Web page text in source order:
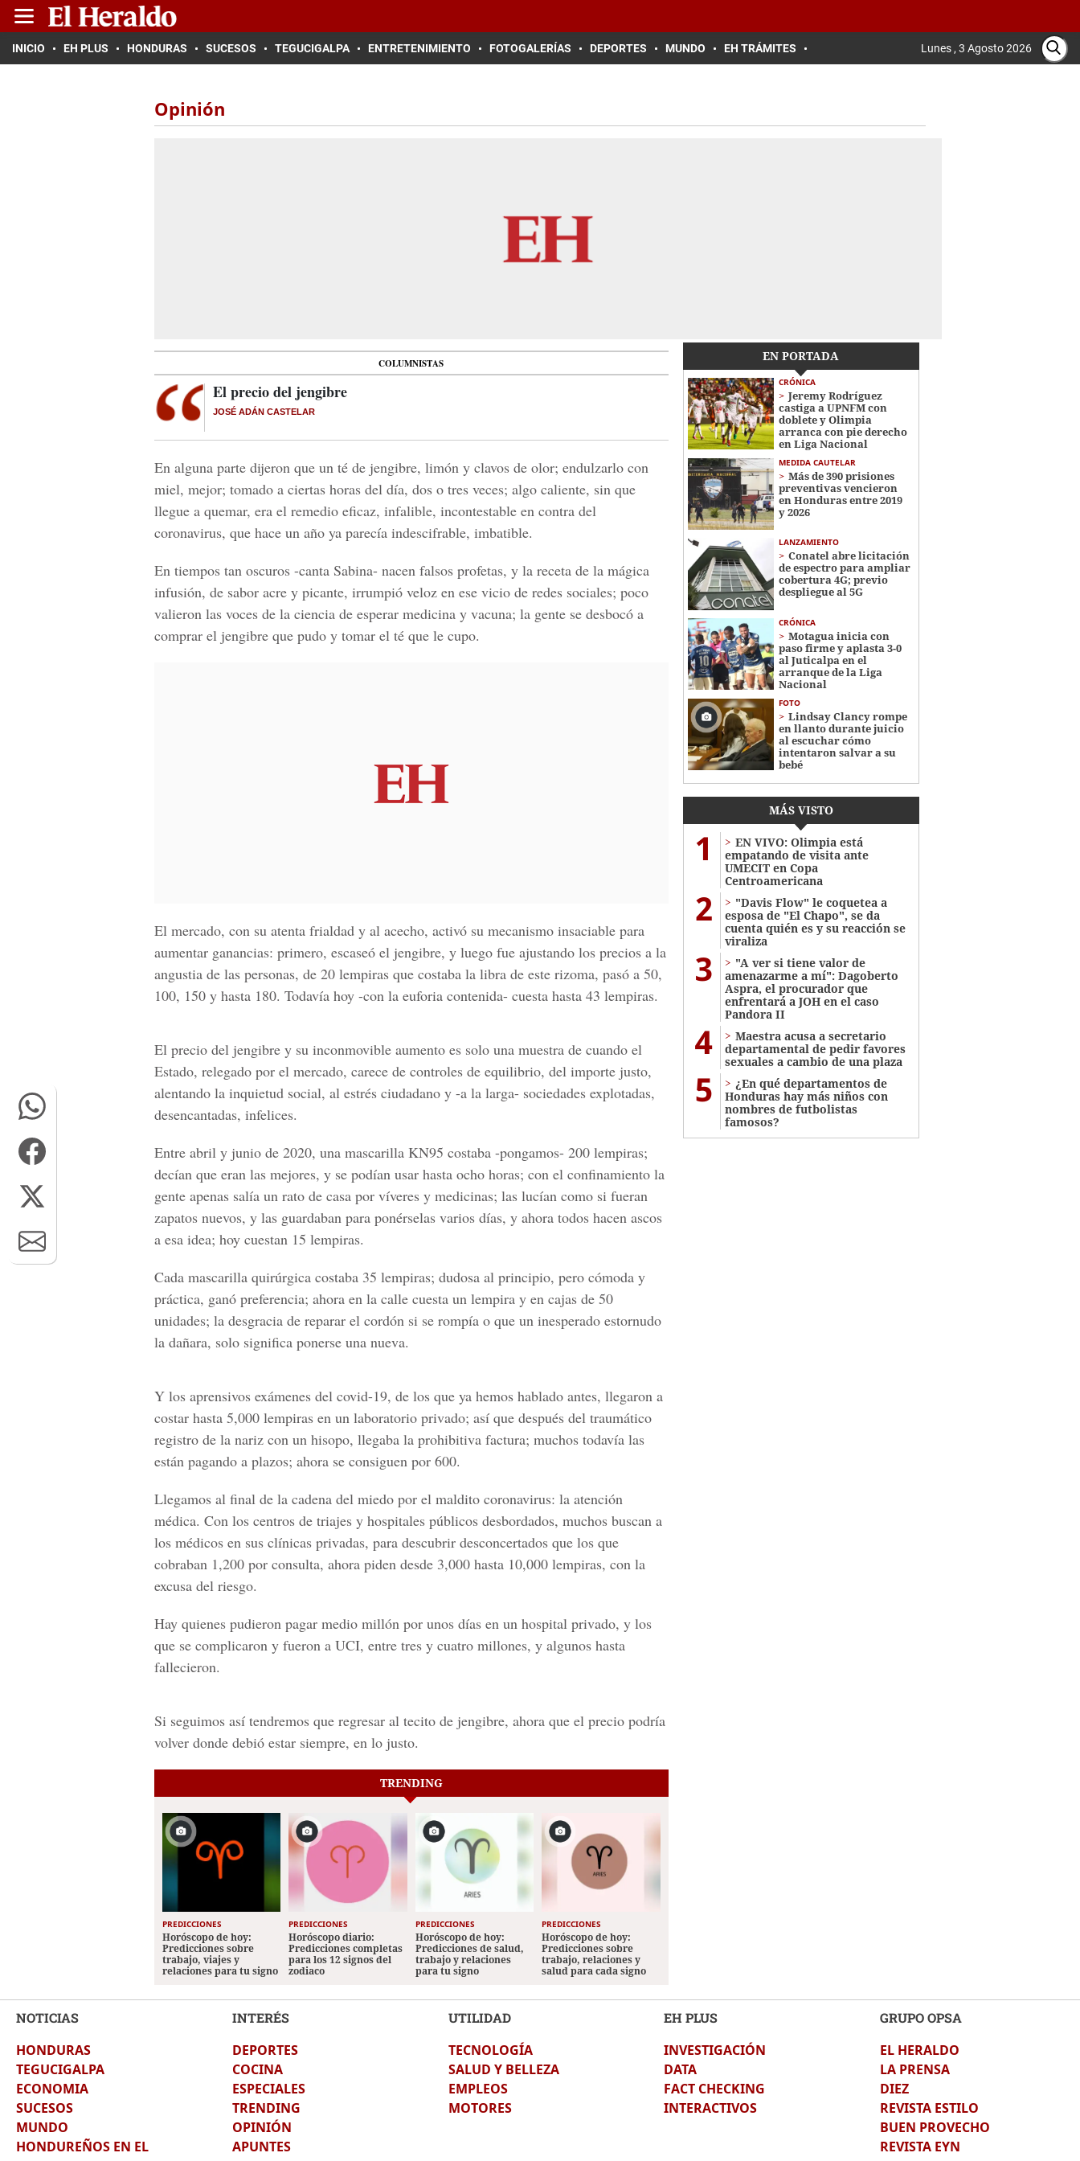
INICIO EH PLUS HONDURAS SUCESOS TEGUCIGALPA ENTRETENIMIENTO FOTOGALERÍAS DEPORTES MUNDO EH TRÁMITES Lunes , 3 Agosto 2026
Opinión
COLUMNISTAS
El precio del jengibre
JOSÉ ADÁN CASTELAR
En alguna parte dijeron que un té de jengibre, limón y clavos de olor; endulzarlo con
miel, mejor; tomado a ciertas horas del día, dos o tres veces; algo caliente, sin que
llegue a quemar, era el remedio eficaz, infalible, incontestable en contra del
coronavirus, que hace un año ya parecía indescifrable, imbatible.
En tiempos tan oscuros -canta Sabina- nacen falsos profetas, y la receta de la mágica
infusión, de sabor acre y picante, irrumpió veloz en ese vicio de redes sociales; poco
valieron las voces de la ciencia de esperar medicina y vacuna; la gente se desbocó a
comprar el jengibre que pudo y tomar el té que le cupo.
El mercado, con su atenta frialdad y al acecho, activó su mecanismo insaciable para
aumentar ganancias: primero, escaseó el jengibre, y luego fue ajustando los precios a la
angustia de las personas, de 20 lempiras que costaba la libra de este rizoma, pasó a 50,
100, 150 y hasta 180. Todavía hoy -con la euforia contenida- cuesta hasta 43 lempiras.
El precio del jengibre y su inconmovible aumento es solo una muestra de cuando el
Estado, relegado por el mercado, carece de controles de equilibrio, del importe justo,
alentando la inquietud social, al estrés ciudadano y -a la larga- sociedades explotadas,
desencantadas, infelices.
Entre abril y junio de 2020, una mascarilla KN95 costaba -pongamos- 200 lempiras;
decían que eran las mejores, y se podían usar hasta ocho horas; con el confinamiento la
gente apenas salía un rato de casa por víveres y medicinas; las lucían como si fueran
zapatos nuevos, y las guardaban para ponérselas varios días, y ahora todos hacen ascos
a esa idea; hoy cuestan 15 lempiras.
Cada mascarilla quirúrgica costaba 35 lempiras; dudosa al principio, pero cómoda y
práctica, ganó preferencia; ahora en la calle cuesta un lempira y en cajas de 50
unidades; la desgracia de reparar el cordón si se rompía o que un inesperado estornudo
la dañara, solo significa ponerse una nueva.
Y los aprensivos exámenes del covid-19, de los que ya hemos hablado antes, llegaron a
costar hasta 5,000 lempiras en un laboratorio privado; así que después del traumático
registro de la nariz con un hisopo, llegaba la prohibitiva factura; muchos todavía las
están pagando a plazos; ahora se consiguen por 600.
Llegamos al final de la cadena del miedo por el maldito coronavirus: la atención
médica. Con los centros de triajes y hospitales públicos desbordados, muchos buscan a
los médicos en sus clínicas privadas, para descubrir desconcertados que los que
cobraban 1,200 por consulta, ahora piden desde 3,000 hasta 10,000 lempiras, con la
excusa del riesgo.
Hay quienes pudieron pagar medio millón por unos días en un hospital privado, y los
que se complicaron y fueron a UCI, entre tres y cuatro millones, y algunos hasta
fallecieron.
Si seguimos así tendremos que regresar al tecito de jengibre, ahora que el precio podría
volver donde debió estar siempre, en lo justo.
EN PORTADA
CRÓNICA
Jeremy Rodríguez
castiga a UPNFM con
doblete y Olimpia
arranca con pie derecho
en Liga Nacional
MEDIDA CAUTELAR
Más de 390 prisiones
preventivas vencieron
en Honduras entre 2019
y 2026
LANZAMIENTO
Conatel abre licitación
de espectro para ampliar
cobertura 4G; previo
despliegue al 5G
CRÓNICA
Motagua inicia con
paso firme y aplasta 3-0
al Juticalpa en el
arranque de la Liga
Nacional
FOTO
Lindsay Clancy rompe
en llanto durante juicio
al escuchar cómo
intentaron salvar a su
bebé
MÁS VISTO
1
EN VIVO: Olimpia está
empatando de visita ante
UMECIT en Copa
Centroamericana
2
"Davis Flow" le coquetea a
esposa de "El Chapo", se da
cuenta quién es y su reacción se
viraliza
3
"A ver si tiene valor de
amenazarme a mí": Dagoberto
Aspra, el procurador que
enfrentará a JOH en el caso
Pandora II
4
Maestra acusa a secretario
departamental de pedir favores
sexuales a cambio de una plaza
5
¿En qué departamentos de
Honduras hay más niños con
nombres de futbolistas
famosos?
TRENDING
PREDICCIONES
Horóscopo de hoy:
Predicciones sobre
trabajo, viajes y
relaciones para tu signo
PREDICCIONES
Horóscopo diario:
Predicciones completas
para los 12 signos del
zodiaco
PREDICCIONES
Horóscopo de hoy:
Predicciones de salud,
trabajo y relaciones
para tu signo
PREDICCIONES
Horóscopo de hoy:
Predicciones sobre
trabajo, relaciones y
salud para cada signo
NOTICIAS
HONDURAS
TEGUCIGALPA
ECONOMIA
SUCESOS
MUNDO
HONDUREÑOS EN EL
INTERÉS
DEPORTES
COCINA
ESPECIALES
TRENDING
OPINIÓN
APUNTES
UTILIDAD
TECNOLOGÍA
SALUD Y BELLEZA
EMPLEOS
MOTORES
EH PLUS
INVESTIGACIÓN
DATA
FACT CHECKING
INTERACTIVOS
GRUPO OPSA
EL HERALDO
LA PRENSA
DIEZ
REVISTA ESTILO
BUEN PROVECHO
REVISTA EYN